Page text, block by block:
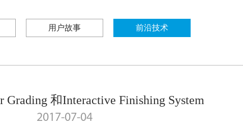
用户故事 前沿技术
Grading 和Interactive Finishing System
2017-07-04